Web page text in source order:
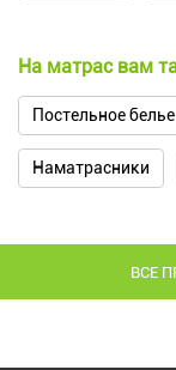
На матрас вам
Постельное белье
Наматрасники
ВСЕ